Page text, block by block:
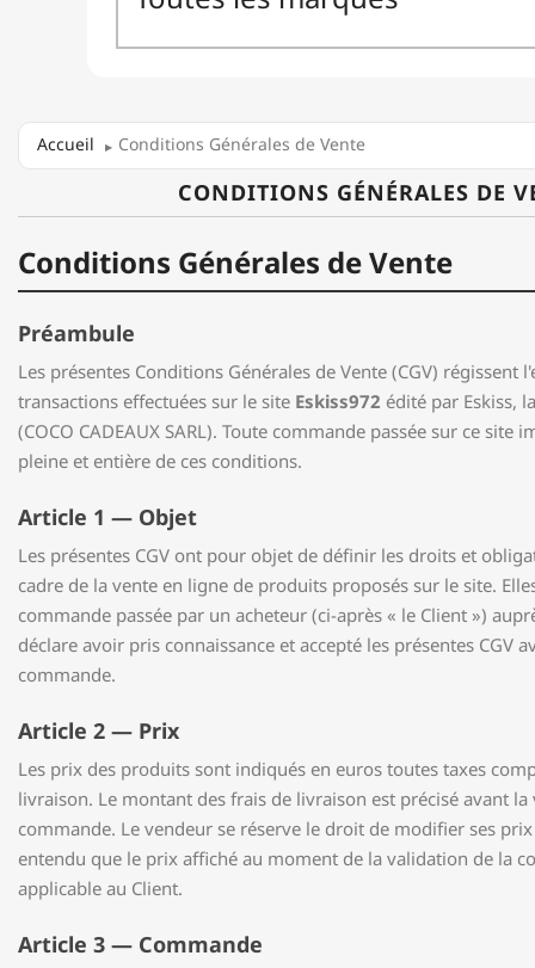
Accueil Conditions Générales de Vente
CONDITIONS GÉNÉRALES DE
Conditions Générales de Vente
Préambule
Les présentes Conditions Générales de Vente (CGV) régissent
transactions effectuées sur le site Eskiss972 édité par Eskiss,
(COCO CADEAUX SARL). Toute commande passée sur ce site
pleine et entière de ces conditions.
Article 1 — Objet
Les présentes CGV ont pour objet de définir les droits et
cadre de la vente en ligne de produits proposés sur le site.
commande passée par un acheteur (ci-après « le Client »)
déclare avoir pris connaissance et accepté les présentes CGV
commande.
Article 2 — Prix
Les prix des produits sont indiqués en euros toutes taxes
livraison. Le montant des frais de livraison est précisé avant
commande. Le vendeur se réserve le droit de modifier ses
entendu que le prix affiché au moment de la validation de la
applicable au Client.
Article 3 — Commande